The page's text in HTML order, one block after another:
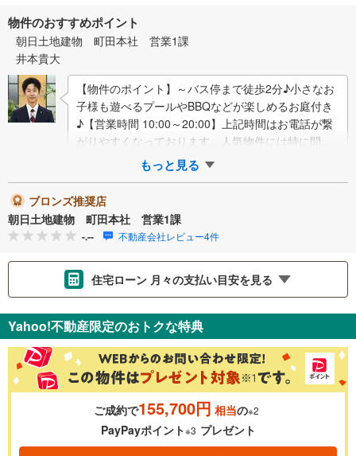
物件のおすすめポイント
朝日土地建物 町田本社 営業1課
井本貴大
【物件のポイント】～バス停まで徒歩2分♪小さなお
子様も遊べるプールやBBQなどが楽しめるお庭付き
♪【営業時間 10:00～20:00】上記時間はお電話が繋
がりやすくなっております。人気物件には特に問い
合わせが集中するため、お早めに…
もっと見る
ブロンズ推奨店
朝日土地建物 町田本社 営業1課
-.-- 不動産会社レビュー4件
住宅ローン 月々の支払い目安を見る
金利 ％
0.01%
Yahoo!不動産限定のおトクな特典
ご成約で155,700円 相当の※2
PayPayポイント※3 プレゼント